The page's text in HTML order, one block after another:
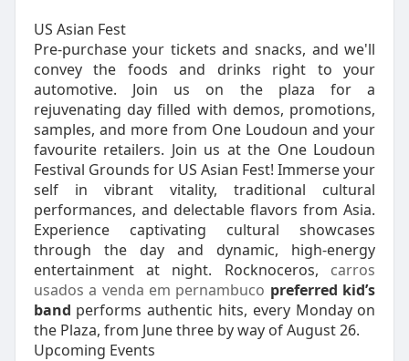
US Asian Fest
Pre-purchase your tickets and snacks, and we'll
convey the foods and drinks right to your
automotive. Join us on the plaza for a
rejuvenating day filled with demos, promotions,
samples, and more from One Loudoun and your
favourite retailers. Join us at the One Loudoun
Festival Grounds for US Asian Fest! Immerse your
self in vibrant vitality, traditional cultural
performances, and delectable flavors from Asia.
Experience captivating cultural showcases
through the day and dynamic, high-energy
entertainment at night. Rocknoceros, carros
usados a venda em pernambuco preferred kid’s
band performs authentic hits, every Monday on
the Plaza, from June three by way of August 26.
Upcoming Events